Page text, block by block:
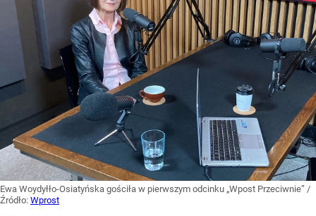
Ewa Woydyłło-Osiatyńska gościła w pierwszym odcinku „Wpost Przeciwnie” /
Źródło: Wprost